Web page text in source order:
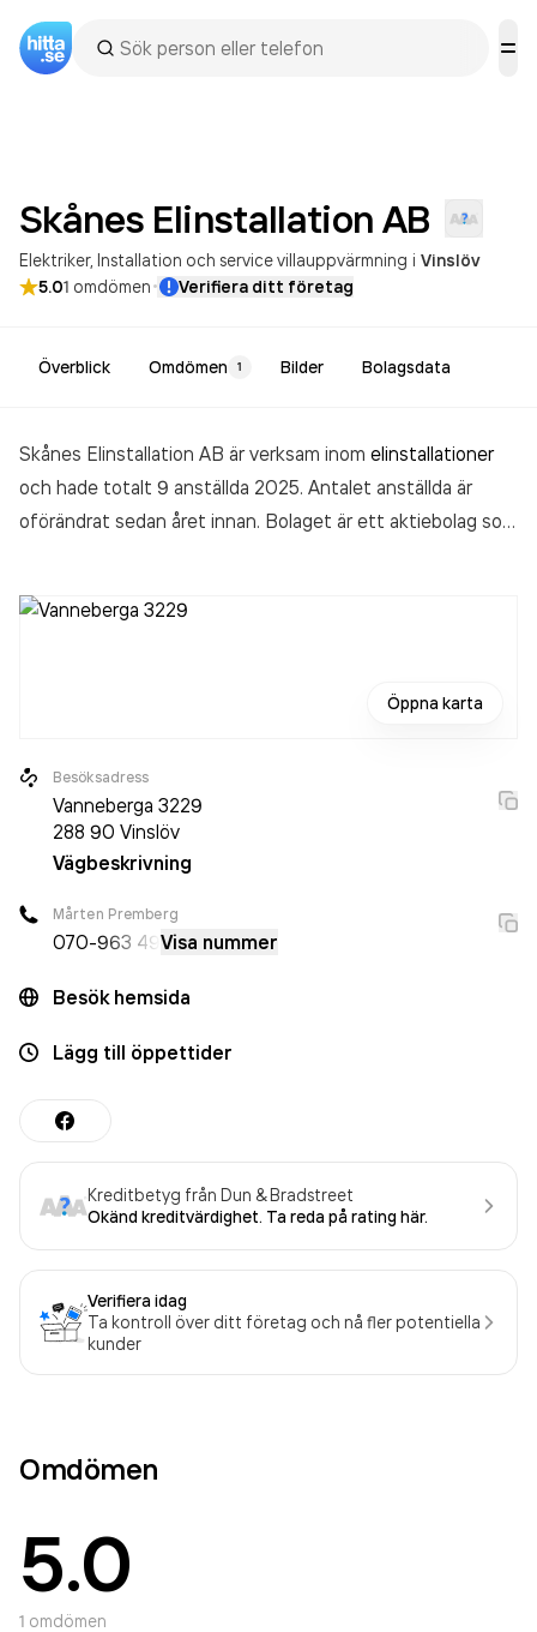
Skånes Elinstallation AB
Elektriker Installation och service villauppvärmning i Vinslöv
5.01 omdömen· Verifiera ditt företag
Överblick Omdömen 1 Bilder Bolagsdata
Skånes Elinstallation AB är verksam inom elinstallationer
och hade totalt 9 anställda 2025. Antalet anställda är
oförändrat sedan året innan. Bolaget är ett aktiebolag som
Öppna karta
Besöksadress
Vanneberga 3229
288 90 Vinslöv
Vägbeskrivning
Mårten Premberg
070-963 49 Visa nummer
Besök hemsida
Lägg till öppettider
Kreditbetyg från Dun & Bradstreet
Okänd kreditvärdighet. Ta reda på rating här.
Verifiera idag
Ta kontroll över ditt företag och nå fler potentiella
kunder
Omdömen
5.0
1 omdömen